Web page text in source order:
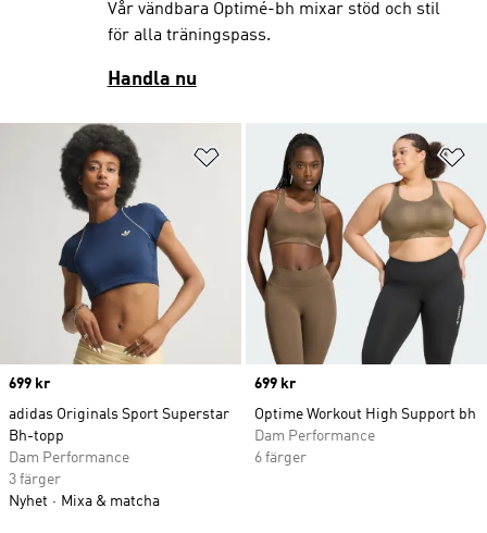
Lägg till på önskelistan
Price
699 kr
adidas Originals Sport Superstar
Bh-topp
Dam Performance
3 färger
Nyhet
Mixa & matcha
Price
699 kr
Optime Workout High Support bh
Dam Performance
6 färger
Vår vändbara Optimé-bh mixar stöd och stil
för alla träningspass.
Handla nu